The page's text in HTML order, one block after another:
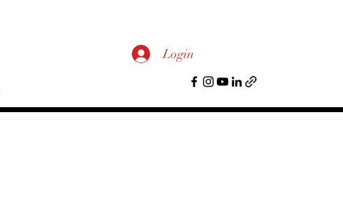
Login